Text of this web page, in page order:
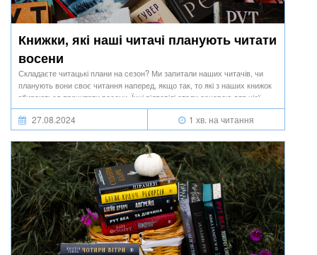
Книжки, які наші читачі планують читати
восени
Складаєте читацькі плани на сезон? Ми запитали наших читачів, чи
планують вони своє читання наперед, якщо так, то які з наших книжок
збираються прочитати восени. Їхні відповіді стали основою для цієї
добірки.
27.08.2024 1 хв. на читання